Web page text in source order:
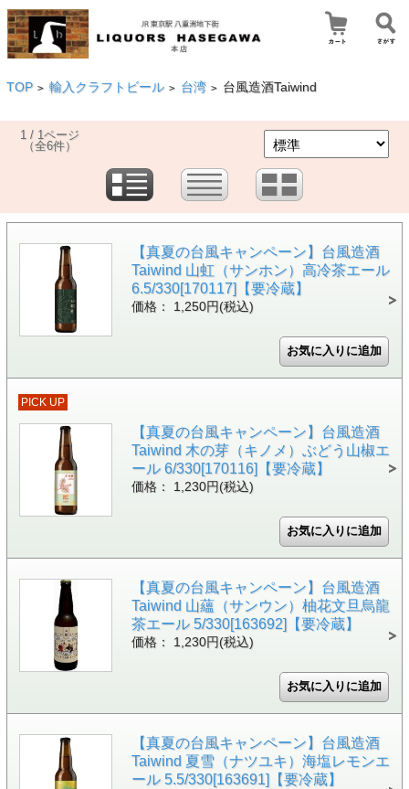
TOP > 輸入クラフトビール > 台湾 > 台風造酒Taiwind
1 / 1ページ
（全6件）
【真夏の台風キャンペーン】台風造酒
Taiwind 山虹（サンホン）高冷茶エール
6.5/330[170117]【要冷蔵】
価格： 1,250円(税込)
PICK UP
【真夏の台風キャンペーン】台風造酒
Taiwind 木の芽（キノメ）ぶどう山椒エ
ール 6/330[170116]【要冷蔵】
価格： 1,230円(税込)
【真夏の台風キャンペーン】台風造酒
Taiwind 山蘊（サンウン）柚花文旦烏龍
茶エール 5/330[163692]【要冷蔵】
価格： 1,230円(税込)
【真夏の台風キャンペーン】台風造酒
Taiwind 夏雪（ナツユキ）海塩レモンエ
ール 5.5/330[163691]【要冷蔵】